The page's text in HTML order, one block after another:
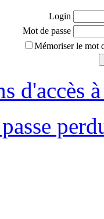
Login
Mot de passe
Mémoriser le mot
d'accès